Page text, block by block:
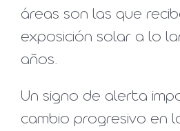
áreas son las que
exposición solar a lo
años.
Un signo de alerta
cambio progresivo en